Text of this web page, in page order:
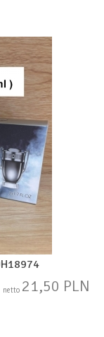
netto 21,50 PLN